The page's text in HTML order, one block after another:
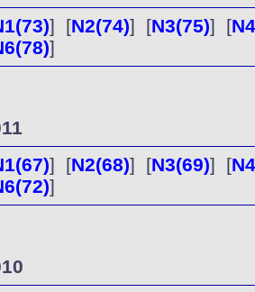
] [N2(74)] [N3(75)] [
]
] [N2(68)] [N3(69)] [
]